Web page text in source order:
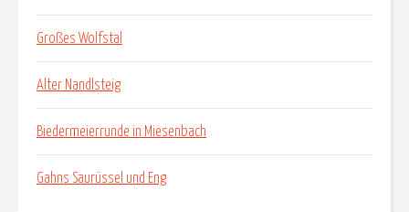
Großes Wolfstal
Alter Nandlsteig
Biedermeierrunde in Miesenbach
Gahns Saurüssel und Eng